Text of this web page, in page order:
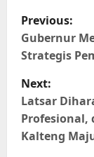
P
o
s
t
n
Previous:
Gubernur
Strategis
Next:
Latsar
Profesional,
Kalteng